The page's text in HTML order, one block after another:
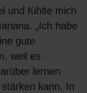
und fühlte mich
„Ich habe
gute
weil es
lernen
kann. In